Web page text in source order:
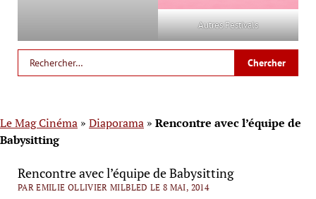
Autres Festivals
Le Mag Cinéma » Diaporama » Rencontre avec l’équipe de
Babysitting
Rencontre avec l’équipe de Babysitting
PAR EMILIE OLLIVIER MILBLED LE 8 MAI, 2014